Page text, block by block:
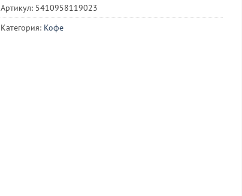
Артикул: 5410958119023
Категория: Кофе